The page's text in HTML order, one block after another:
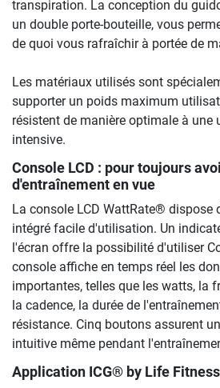
transpiration. La conception du
un double porte-bouteille, vous
de quoi vous rafraîchir à portée de
Les matériaux utilisés sont
supporter un poids maximum
résistent de manière optimale à
intensive.
Console LCD : pour toujours
d'entraînement en vue
La console LCD WattRate® dispose
intégré facile d'utilisation. Un
l'écran offre la possibilité d'utiliser
console affiche en temps réel les
importantes, telles que les watts, la
la cadence, la durée de
résistance. Cinq boutons assurent
intuitive même pendant
Application ICG® by Life Fitness